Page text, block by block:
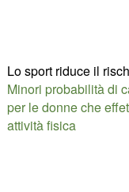
Lo sport riduce il
Minori probabilità di
per le donne che
attività fisica